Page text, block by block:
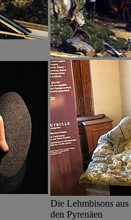
Die Lehmbisons
den Pyrenäen